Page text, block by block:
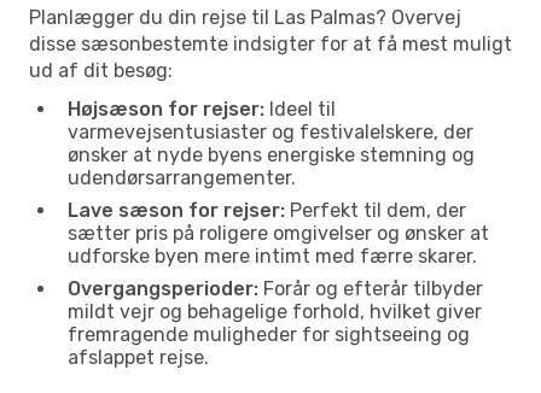
Planlægger du din rejse til Las Palmas? Overvej
disse sæsonbestemte indsigter for at få mest muligt
ud af dit besøg:
Højsæson for rejser: Ideel til
varmevejsentusiaster og festivalelskere, der
ønsker at nyde byens energiske stemning og
udendørsarrangementer.
Lave sæson for rejser: Perfekt til dem, der
sætter pris på roligere omgivelser og ønsker at
udforske byen mere intimt med færre skarer.
Overgangsperioder: Forår og efterår tilbyder
mildt vejr og behagelige forhold, hvilket giver
fremragende muligheder for sightseeing og
afslappet rejse.